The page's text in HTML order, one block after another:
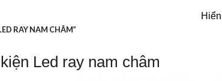
RAY NAM CHÂM”
Led ray nam châm